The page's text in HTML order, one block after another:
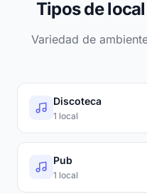
Tipos de
Variedad de
Discoteca
1 local
Pub
1 local